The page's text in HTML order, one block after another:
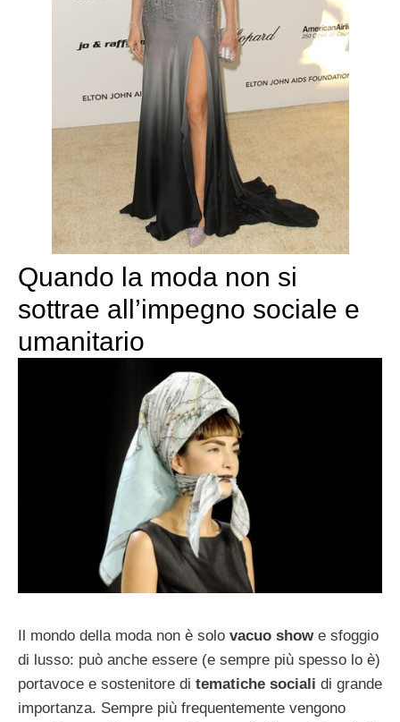
Quando la moda non si
sottrae all’impegno sociale e
umanitario
Il mondo della moda non è solo vacuo show e sfoggio
di lusso: può anche essere (e sempre più spesso lo è)
portavoce e sostenitore di tematiche sociali di grande
importanza. Sempre più frequentemente vengono